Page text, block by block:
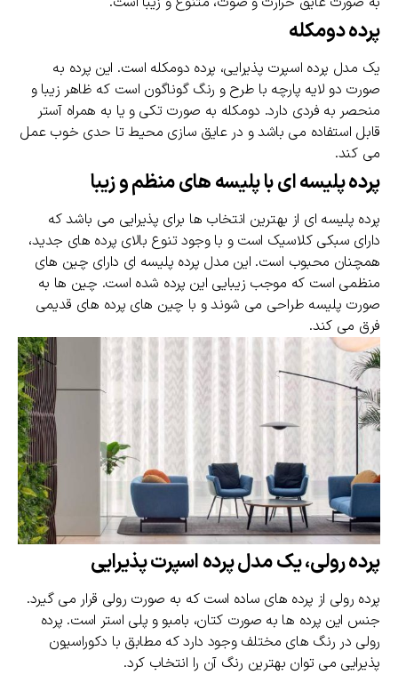
پرده دومکله
یک مدل پرده اسپرت پذیرایی، پرده دومکله است. این پرده به
صورت دو لایه پارچه با طرح و رنگ گوناگون است که ظاهر زیبا و
منحصر به فردی دارد. دومکله به صورت تکی و یا به همراه آستر
قابل استفاده می باشد و در عایق سازی محیط تا حدی خوب عمل
می کند.
پرده پلیسه ای با پلیسه های منظم و زیبا
پرده پلیسه ای از بهترین انتخاب ها برای پذیرایی می باشد که
دارای سبکی کلاسیک است و با وجود تنوع بالای پرده های جدید،
همچنان محبوب است. این مدل پرده پلیسه ای دارای چین های
منظمی است که موجب زیبایی این پرده شده است. چین ها به
صورت پلیسه طراحی می شوند و با چین های پرده های قدیمی
فرق می کند.
پرده رولی، یک مدل پرده اسپرت پذیرایی
پرده رولی از پرده های ساده است که به صورت رولی قرار می گیرد.
جنس این پرده ها به صورت کتان، بامبو و پلی استر است. پرده
رولی در رنگ های مختلف وجود دارد که مطابق با دکوراسیون
پذیرایی می توان بهترین رنگ آن را انتخاب کرد.